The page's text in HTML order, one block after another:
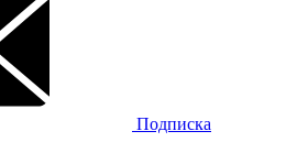
Подписка